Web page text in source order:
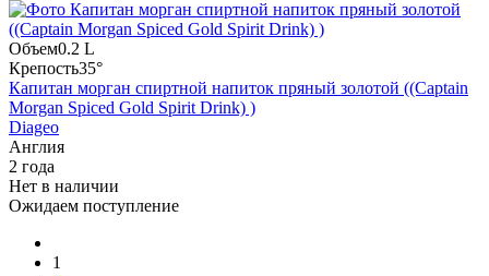
Объем0.2 L
Крепость35°
Капитан морган спиртной напиток пряный золотой ((Captain
Morgan Spiced Gold Spirit Drink) )
Diageo
Англия
2 года
Нет в наличии
Ожидаем поступление
1